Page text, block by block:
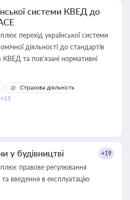
системи КВЕД до
перехід української системи
діяльності до стандартів
КВЕД та пов'язані нормативні
Страхова діяльність
+13
у будівництві +19
правове регулювання
та введення в експлуатацію